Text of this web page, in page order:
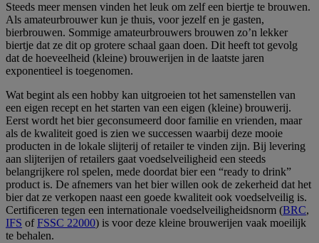
Steeds meer mensen vinden het leuk om zelf een biertje te brouwen.
Als amateurbrouwer kun je thuis, voor jezelf en je gasten,
bierbrouwen. Sommige amateurbrouwers brouwen zo’n lekker
biertje dat ze dit op grotere schaal gaan doen. Dit heeft tot gevolg
dat de hoeveelheid (kleine) brouwerijen in de laatste jaren
exponentieel is toegenomen.
Wat begint als een hobby kan uitgroeien tot het samenstellen van
een eigen recept en het starten van een eigen (kleine) brouwerij.
Eerst wordt het bier geconsumeerd door familie en vrienden, maar
als de kwaliteit goed is zien we successen waarbij deze mooie
producten in de lokale slijterij of retailer te vinden zijn. Bij levering
aan slijterijen of retailers gaat voedselveiligheid een steeds
belangrijkere rol spelen, mede doordat bier een “ready to drink”
product is. De afnemers van het bier willen ook de zekerheid dat het
bier dat ze verkopen naast een goede kwaliteit ook voedselveilig is.
Certificeren tegen een internationale voedselveiligheidsnorm (BRC,
IFS ofFSSC 22000) is voor deze kleine brouwerijen vaak moeilijk
te behalen.